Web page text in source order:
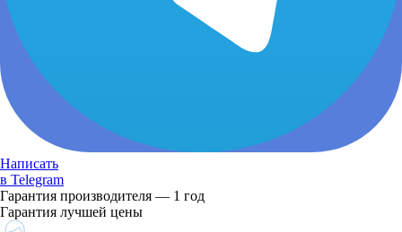
Написать
в Telegram
Гарантия производителя — 1 год
Гарантия лучшей цены